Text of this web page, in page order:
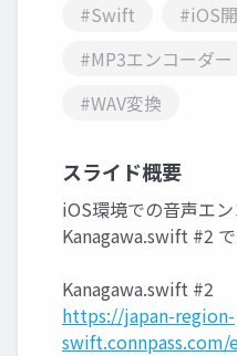
#Swift
#iOS
#MP3エンコーダー
#WAV変換
スライド概要
iOS環境での音声エ
Kanagawa.swift #2 で
Kanagawa.swift #2
https://japan-region-